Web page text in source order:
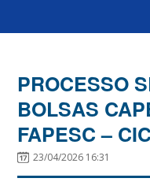
PROCESSO
BOLSAS
FAPESC –
23/04/2026 16:31